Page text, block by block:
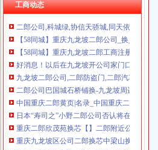
工商动态
二郎公司,科城绿,协信天骄城,同天依云郡,-久
【58同城】重庆九龙坡二郎工商注册_公司
好消息！以后在九龙坡开公司家门口的工商
九龙坡二郎公司,二郎防盗门,二郎汽车,二郎保
二郎公司巴国城石桥铺换-九龙坡周边便民/|重
中国重庆二郎黄页|名录_中国重庆二郎公司|
日本“寿司之”小野二郎公司否认将在北京开
重庆二郎欣茂苑换芯【】二郎附近公司【开换
重庆九龙坡区公司二郎换芯中梁山换-重庆58
日本“寿司之”小野二郎公司否认将在北京开
关于重庆三峡银行股份有限公司二郎支行开